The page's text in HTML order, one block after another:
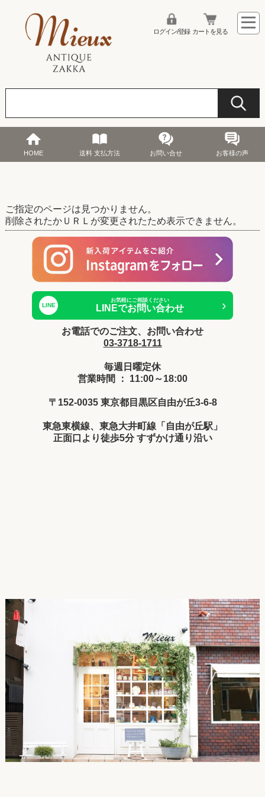
ログイン/登録 カートを見る
HOME 送料 支払方法 お問い合せ お客様の声
ご指定のページは見つかりません。
削除されたかＵＲＬが変更されたため表示できません。
LINE
お気軽にご相談ください
LINEでお問い合わせ ›
お電話でのご注文、お問い合わせ
03-3718-1711
毎週日曜定休
営業時間 ： 11:00～18:00
〒152-0035 東京都目黒区自由が丘3-6-8
東急東横線、東急大井町線「自由が丘駅」
正面口より徒歩5分 すずかけ通り沿い